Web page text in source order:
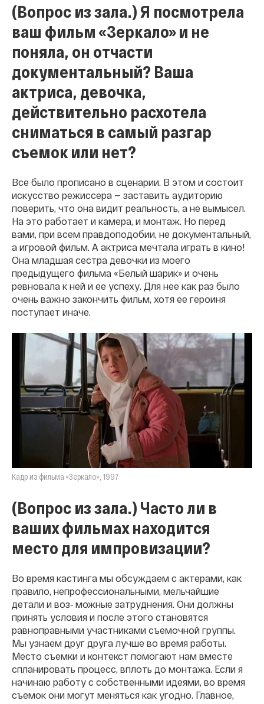
(Вопрос из зала.) Я посмотрела
ваш фильм «Зеркало» и не
поняла, он отчасти
документальный? Ваша
актриса, девочка,
действительно расхотела
сниматься в самый разгар
съемок или нет?
Все было прописано в сценарии. В этом и состоит
искусство режиссера — заставить аудиторию
поверить, что она видит реальность, а не вымысел.
На это работает и камера, и монтаж. Но перед
вами, при всем правдоподобии, не документальный,
а игровой фильм. А актриса мечтала играть в кино!
Она младшая сестра девочки из моего
предыдущего фильма «Белый шарик» и очень
ревновала к ней и ее успеху. Для нее как раз было
очень важно закончить фильм, хотя ее героиня
поступает иначе.
Кадр из фильма «Зеркало», 1997
(Вопрос из зала.) Часто ли в
ваших фильмах находится
место для импровизации?
Во время кастинга мы обсуждаем с актерами, как
правило, непрофессиональными, мельчайшие
детали и воз‐ можные затруднения. Они должны
принять условия и после этого становятся
равноправными участниками съемочной группы.
Мы узнаем друг друга лучше во время работы.
Место съемки и контекст помогают нам вместе
спланировать процесс, вплоть до монтажа. Если я
начинаю работу с собственными идеями, во время
съемок они могут меняться как угодно. Главное,